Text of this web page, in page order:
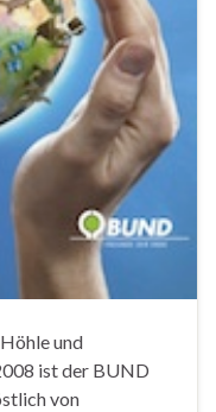
und
ist der BUND
von